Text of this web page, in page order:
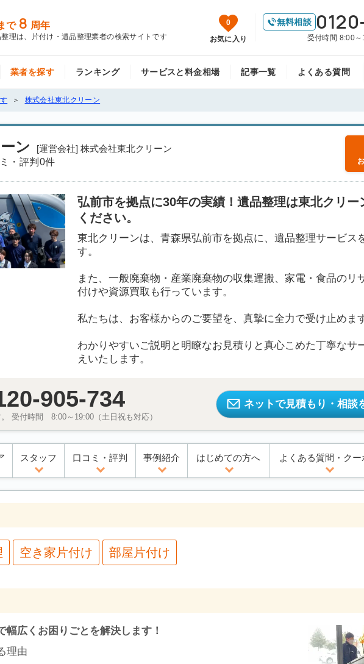
で 8 周年
理は、片付け・遺品整理業者の検索サイトです
0
お気に入り
無料相談
受付時間 8:00～
業者を探す ランキング サービスと料金相場 記事一覧 よくある質問
株式会社東北クリーン
ン
[運営会社] 株式会社東北クリーン
・評判 0件
弘前市を拠点に30年の実績！遺品整理は東北クリー
ください。
東北クリーンは、青森県弘前市を拠点に、遺品整理サービス
す。
また、一般廃棄物・産業廃棄物の収集運搬、家電・食品のリ
付けや資源買取も行っています。
私たちは、お客様からのご要望を、真摯に全力で受け止めま
わかりやすいご説明と明瞭なお見積りと真心こめた丁寧なサ
えいたします。
905-734
受付時間 8:00～19:00（土日祝も対応）
ネットで見積もり・相談
スタッフ 口コミ・評判 事例紹介 はじめての方へ よくある質問・クー
空き家片付け 部屋片付け
幅広くお困りごとを解決します！
理由